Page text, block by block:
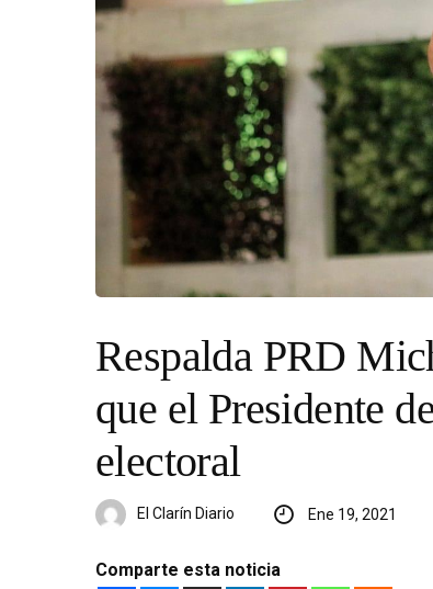
Respalda PRD
que el Presidente
electoral
El Clarín Diario Ene 19, 2021
Comparte esta noticia